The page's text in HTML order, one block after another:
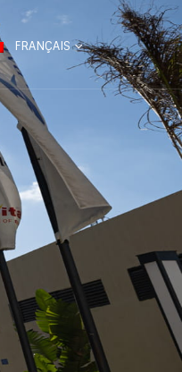
FRANÇAIS